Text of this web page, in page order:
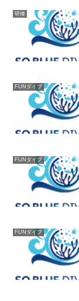
研修
FUNダイブ
FUNダイブ
FUNダイブ